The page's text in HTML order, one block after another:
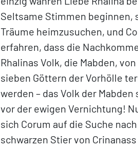
Seltsame Stimmen beginnen,
Träume heimzusuchen, und
erfahren, dass die
Rhalinas Volk, die Mabden,
sieben Göttern der Vorhölle
werden – das Volk der
vor der ewigen Vernichtung!
sich Corum auf die Suche
schwarzen Stier von